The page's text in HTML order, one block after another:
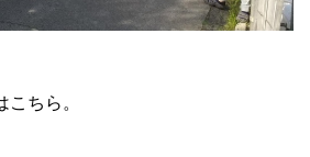
ちら。